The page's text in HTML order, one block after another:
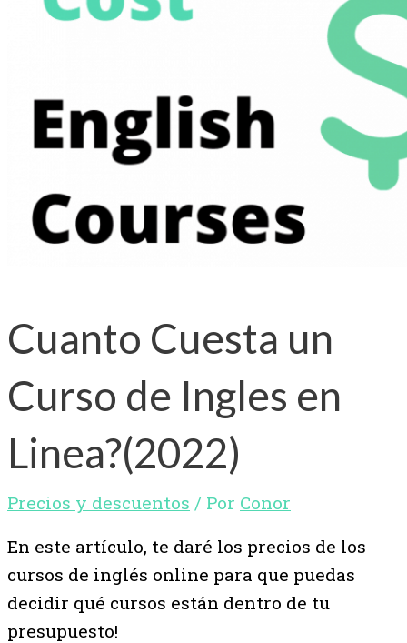
Cuanto Cuesta un
Curso de Ingles en
Linea?(2022)
Precios y descuentos / Por Conor
En este artículo, te daré los precios de los
cursos de inglés online para que puedas
decidir qué cursos están dentro de tu
presupuesto!